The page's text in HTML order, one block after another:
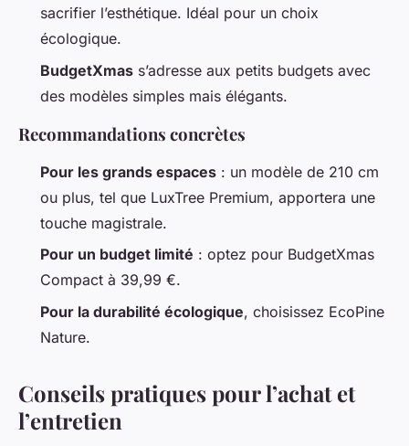
sacrifier l’esthétique. Idéal pour un choix
écologique.
BudgetXmas s’adresse aux petits budgets avec
des modèles simples mais élégants.
Recommandations concrètes
Pour les grands espaces : un modèle de 210 cm
ou plus, tel que LuxTree Premium, apportera une
touche magistrale.
Pour un budget limité : optez pour BudgetXmas
Compact à 39,99 €.
Pour la durabilité écologique, choisissez EcoPine
Nature.
Conseils pratiques pour l’achat et
l’entretien